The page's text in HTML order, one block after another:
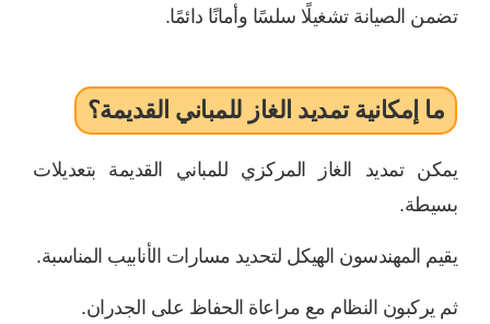
تضمن الصيانة تشغيلًا سلسًا وأمانًا دائمًا.
ما إمكانية تمديد الغاز للمباني القديمة؟
يمكن تمديد الغاز المركزي للمباني القديمة بتعديلات
بسيطة.
يقيم المهندسون الهيكل لتحديد مسارات الأنابيب المناسبة.
ثم يركبون النظام مع مراعاة الحفاظ على الجدران.